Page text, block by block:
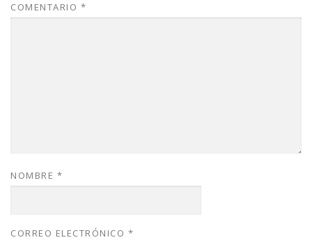
COMENTARIO *
NOMBRE *
CORREO ELECTRÓNICO *